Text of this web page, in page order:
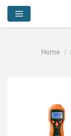
Skip
content
Home /